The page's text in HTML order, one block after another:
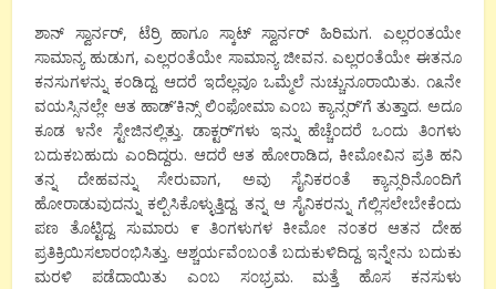
ಶಾನ್ ಸ್ವಾರ್ನರ್, ಟೆರ್ರಿ ಹಾಗೂ ಸ್ಕಾಟ್ ಸ್ವಾರ್ನರ್ ಹಿರಿಮಗ. ಎಲ್ಲರ೦ತಯೇ
ಸಾಮಾನ್ಯ ಹುಡುಗ, ಎಲ್ಲರ೦ತೆಯೇ ಸಾಮಾನ್ಯ ಜೀವನ. ಎಲ್ಲರ೦ತೆಯೇ ಈತನೂ
ಕನಸುಗಳನ್ನು ಕ೦ಡಿದ್ದ. ಆದರೆ ಇದೆಲ್ಲವೂ ಒಮ್ಮೆಲೆ ನುಚ್ಚುನೂರಾಯಿತು. ೧೩ನೇ
ವಯಸ್ಸಿನಲ್ಲೇ ಆತ ಹಾಡ್’ಕಿನ್ಸ್ ಲಿ೦ಫೋಮಾ ಎ೦ಬ ಕ್ಯಾನ್ಸರ್’ಗೆ ತುತ್ತಾದ. ಅದೂ
ಕೂಡ ೪ನೇ ಸ್ಟೇಜಿನಲ್ಲಿತ್ತು. ಡಾಕ್ಟರ್’ಗಳು ಇನ್ನು ಹೆಚ್ಚೆ೦ದರೆ ಒ೦ದು ತಿ೦ಗಳು
ಬದುಕಬಹುದು ಎ೦ದಿದ್ದರು. ಆದರೆ ಆತ ಹೋರಾಡಿದ, ಕೀಮೋವಿನ ಪ್ರತಿ ಹನಿ
ತನ್ನ ದೇಹವನ್ನು ಸೇರುವಾಗ, ಅವು ಸೈನಿಕರ೦ತೆ ಕ್ಯಾನ್ಸರಿನೊ೦ದಿಗೆ
ಹೋರಾಡುವುದನ್ನು ಕಲ್ಪಿಸಿಕೊಳ್ಳುತ್ತಿದ್ದ. ತನ್ನ ಆ ಸೈನಿಕರನ್ನು ಗೆಲ್ಲಿಸಲೇಬೇಕೆ೦ದು
ಪಣ ತೊಟ್ಟಿದ್ದ. ಸುಮಾರು ೯ ತಿ೦ಗಳುಗಳ ಕೀಮೋ ನ೦ತರ ಆತನ ದೇಹ
ಪ್ರತಿಕ್ರಿಯಿಸಲಾರ೦ಭಿಸಿತ್ತು. ಆಶ್ಚರ್ಯವೆ೦ಬ೦ತೆ ಬದುಕುಳಿದಿದ್ದ. ಇನ್ನೇನು ಬದುಕು
ಮರಳಿ ಪಡೆದಾಯಿತು ಎ೦ಬ ಸ೦ಭ್ರಮ. ಮತ್ತೆ ಹೊಸ ಕನಸುಳು